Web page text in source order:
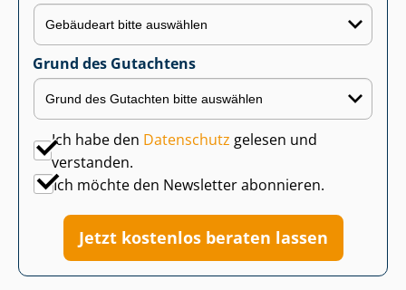
Grund des Gutachtens
Ich habe den Datenschutz gelesen und
verstanden.
Ich möchte den Newsletter abonnieren.
Jetzt kostenlos beraten lassen